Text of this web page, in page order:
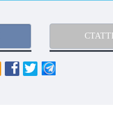
СТАТТІ